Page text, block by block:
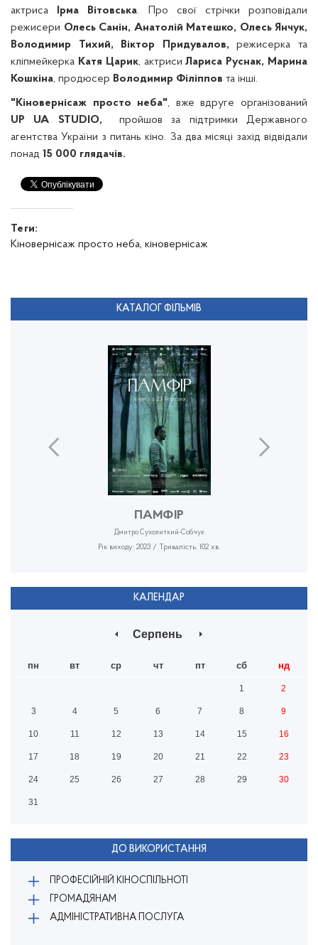
актриса
Ірма Вітовська. Про свої стрічки розповідали
режисери Олесь Санін, Анатолій Матешко, Олесь Янчук,
Володимир Тихий, Віктор Придувалов, режисерка та
кліпмейкерка Катя Царик, актрисиЛариса Руснак, Марина
Кошкіна, продюсер Володимир Філіппов та інші.
"Кіновернісаж просто неба", вже вдруге організований
UP
UA STUDIO,
пройшов за підтримки Державного
агентства України з питань кіно. За два місяці захід відвідали
понад 15 000 глядачів.
Теги:
Кіновернісаж просто неба, кіновернісаж
КАТАЛОГ ФІЛЬМІВ
ПАМФІР
Дмитро Сухолиткий-Собчук
Рік виходу: 2023 / Тривалість: 102 хв.
КАЛЕНДАР
Серпень
пн вт ср чт пт сб нд
1 2
3 4 5 6 7 8 9
10 11 12 13 14 15 16
17 18 19 20 21 22 23
24 25 26 27 28 29 30
31
ДО ВИКОРИСТАННЯ
ПРОФЕСІЙНІЙ КІНОСПІЛЬНОТІ
ГРОМАДЯНАМ
АДМІНІСТРАТИВНА ПОСЛУГА